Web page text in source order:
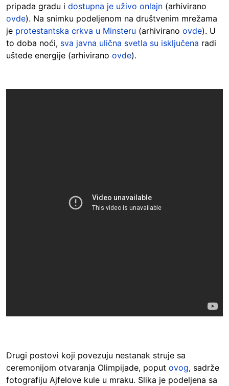
pripada gradu i dostupna je uživo onlajn (arhivirano
ovde). Na snimku podeljenom na društvenim mrežama
je protestantska crkva u Minsteru (arhivirano ovde). U
to doba noći, sva javna ulična svetla su isključena radi
uštede energije (arhivirano ovde).
Drugi postovi koji povezuju nestanak struje sa
ceremonijom otvaranja Olimpijade, poput ovog, sadrže
fotografiju Ajfelove kule u mraku. Slika je podeljena sa